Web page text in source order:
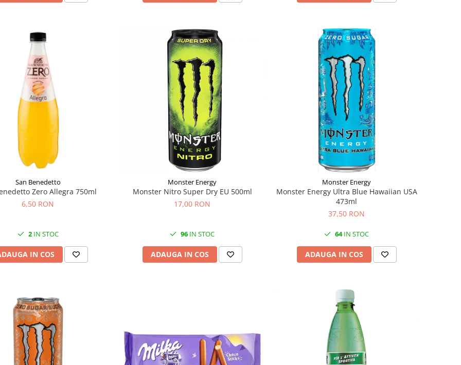
San Benedetto
Zero Allegra 750ml
6,50 RON
2IN STOC
IN COS
Monster Energy
Monster Nitro Super Dry EU 500ml
17,00 RON
96 IN STOC
ADAUGA IN COS
Monster Energy
Monster Energy Ultra Blue Hawaiian USA
473ml
37,50 RON
64IN STOC
ADAUGA IN COS